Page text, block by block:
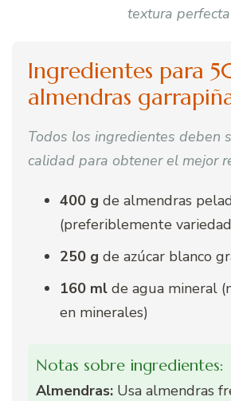
textura perfecta
Ingredientes para
almendras
Todos los ingredientes deben
calidad para obtener el mejor
400 g de almendras
(preferiblemente
250 g de azúcar blanco
160 ml de agua mineral
en minerales)
Notas sobre ingredientes:
Almendras: Usa almendras